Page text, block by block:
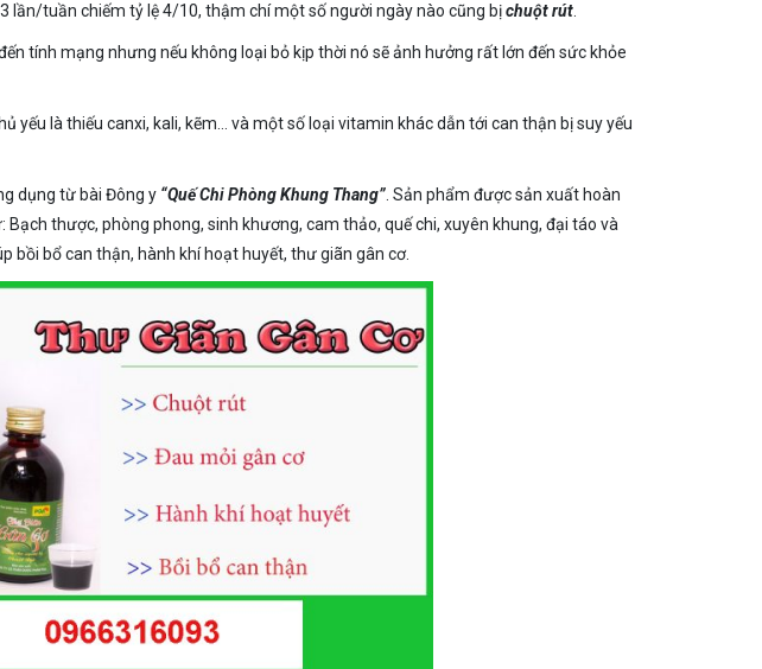
lần/tuần chiếm tỷ lệ 4/10, thậm chí một số người ngày nào cũng bịchuột rút.
tính mạng nhưng nếu không loại bỏ kịp thời nó sẽ ảnh hưởng rất lớn đến sức khỏe
yếu là thiếu canxi, kali, kẽm… và một số loại vitamin khác dẫn tới can thận bị suy yếu
dụng từ bài Đông y “Quế Chi Phòng Khung Thang”. Sản phẩm được sản xuất hoàn
thược, phòng phong, sinh khương, cam thảo, quế chi, xuyên khung, đại táo và
bồi bổ can thận, hành khí hoạt huyết, thư giãn gân cơ.